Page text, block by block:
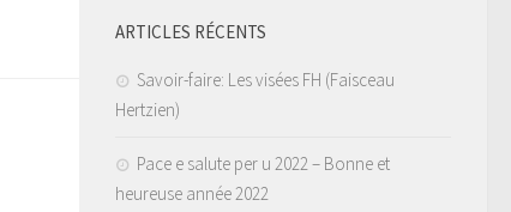
ARTICLES RÉCENTS
Savoir-faire: Les visées FH (Faisceau
Hertzien)
Pace e salute per u 2022 – Bonne et
heureuse année 2022